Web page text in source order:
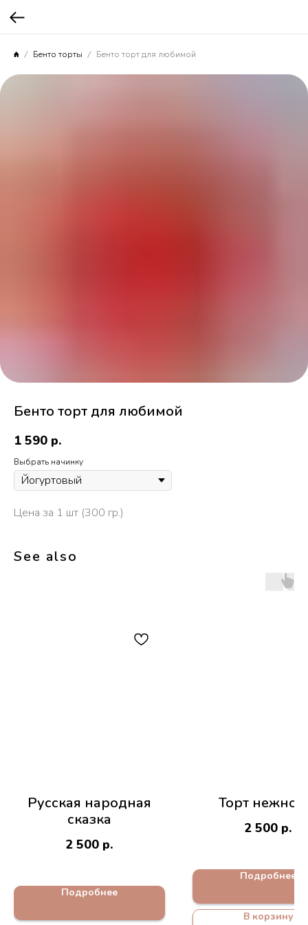
Бенто торты Бенто торт для любимой
Бенто торт для любимой
1 590 р.
Выбрать начинку
Цена за 1 шт (300 гр.)
See also
Русская народная
сказка
2 500 р.
Подробнее
Торт
2 500 р.
Подробнее
В корзину